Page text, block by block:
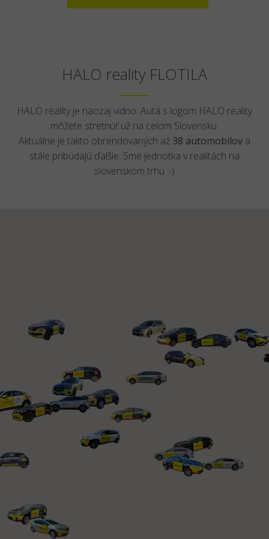
HALO reality FLOTILA
HALO reality je naozaj vidno. Autá s logom HALO reality
môžete stretnúť už na celom Slovensku.
Aktuálne je takto obrendovaných až 38 automobilova
stále pribúdajú ďalšie. Sme jednotka v realitách na
slovenskom trhu :-)